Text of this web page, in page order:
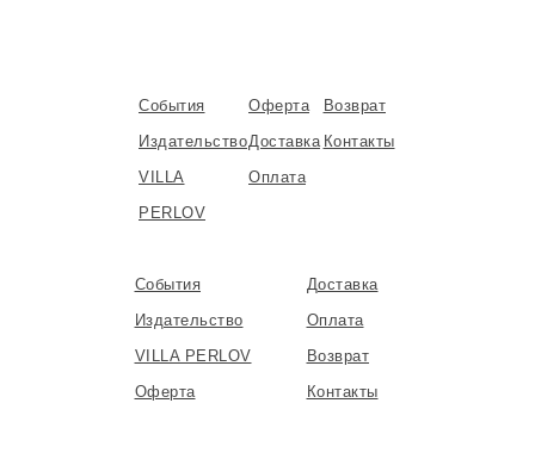
События
Издательство
VILLA
PERLOV
Оферта
Доставка
Оплата
Возврат
Контакты
События
Издательство
VILLA PERLOV
Оферта
Доставка
Оплата
Возврат
Контакты